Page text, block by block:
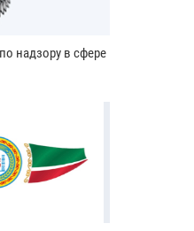
надзору в сфере